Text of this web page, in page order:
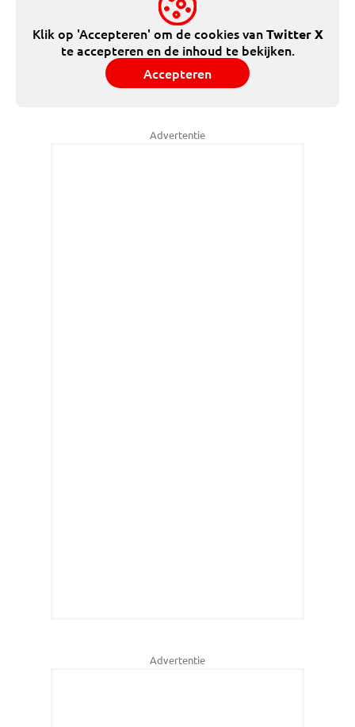
Klik op 'Accepteren' om de cookies vanTwitter X
te accepteren en de inhoud te bekijken.
Accepteren
Advertentie
Advertentie